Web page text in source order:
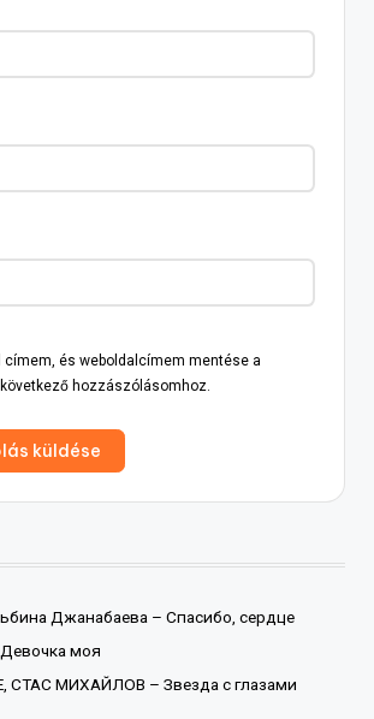
címem, és weboldalcímem mentése a
hozzászólásomhoz.
Джанабаева – Спасибо, сердце
моя
СТАС МИХАЙЛОВ – Звезда с глазами